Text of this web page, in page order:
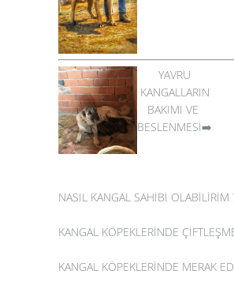
YAVRU
KANGALLARIN
BAKIMI VE
BESLENMESİ➡️
NASIL KANGAL SAHİBİ
KANGAL KÖPEKLERİNDE
KANGAL KÖPEKLERİNDE MERAK